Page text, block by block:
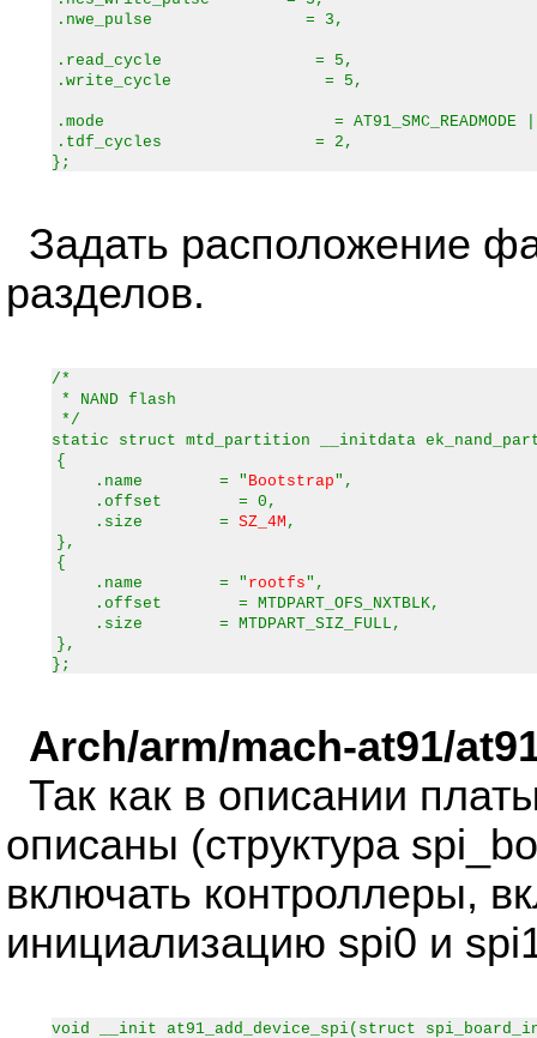
.nwe_pulse = 3,
.read_cycle = 5,
.write_cycle = 5,
.mode = AT91_SMC_READMODE |
.tdf_cycles = 2,
};
Задать расположение
разделов.
/*
* NAND flash
*/
static struct mtd_partition __initdata
{
.name = " Bootstrap",
.offset = 0,
.size = SZ_4M ,
},
{
.name = " rootfs",
.offset = MTDPART_OFS_NXTBLK,
.size = MTDPART_SIZ_FULL,
},
};
Arch/arm/mach-at91/
Так как в описании
описаны (структура
включать контроллеры,
инициализацию spi0 и
void __init at91_add_device_spi(struct